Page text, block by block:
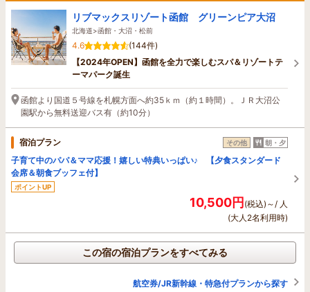
リブマックスリゾート函館 グリーンピア大沼
北海道>函館・大沼・松前
4.6
(144件)
【2024年OPEN】函館を全力で楽しむスパ＆リゾートテ
ーマパーク誕生
函館より国道５号線を札幌方面へ約35ｋｍ（約１時間）。ＪＲ大沼公
園駅から無料送迎バス有（約10分）
宿泊プラン その他 朝・夕
子育て中のパパ＆ママ応援！嬉しい特典いっぱい♪ 【夕食スタンダード
会席＆朝食ブッフェ付】
ポイントUP
10,500円(税込)～/ 人
(大人2名利用時)
この宿の宿泊プランをすべてみる
航空券/JR新幹線・特急付プランから探す